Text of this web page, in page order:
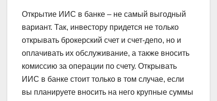
Открытие ИИС в банке – не самый выгодный
вариант. Так, инвестору придется не только
открывать брокерский счет и счет-депо, но и
оплачивать их обслуживание, а также вносить
комиссию за операции по счету. Открывать
ИИС в банке стоит только в том случае, если
вы планируете вносить на него крупные суммы